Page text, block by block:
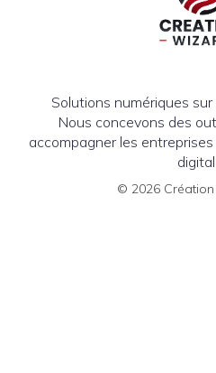
Solutions numériques
Nous concevons des
accompagner les
© 2026